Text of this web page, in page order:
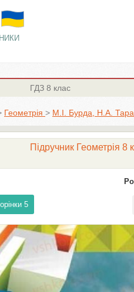
ГДЗ 8 клас
Геометрія > М.І. Бурда, Н.А.
Підручник Геометрія
5